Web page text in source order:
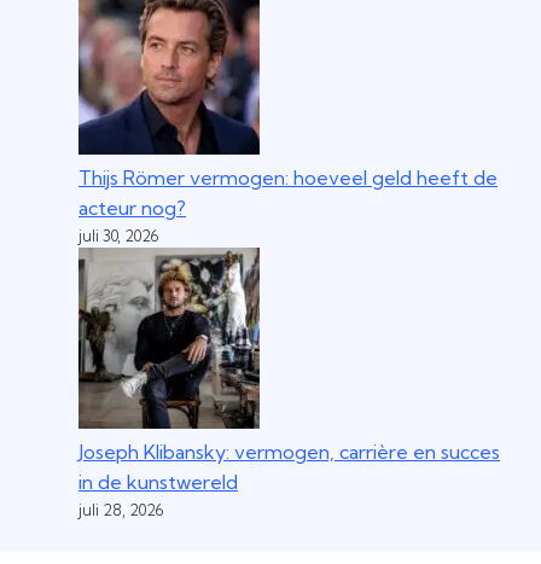
Thijs Römer vermogen: hoeveel geld heeft de
acteur nog?
juli 30, 2026
Joseph Klibansky: vermogen, carrière en succes
in de kunstwereld
juli 28, 2026